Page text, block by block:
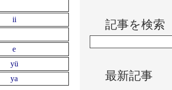
ii
e
yü
ya
記事を検索
最新記事